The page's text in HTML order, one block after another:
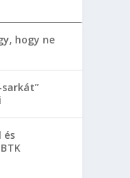
hogy ne
és